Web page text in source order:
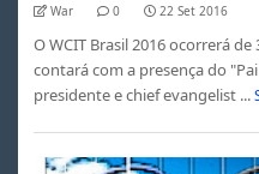
War 0 22 Set 2016
O WCIT Brasil 2016 ocorrerá
contará com a presença do
presidente e chief evangelist ...